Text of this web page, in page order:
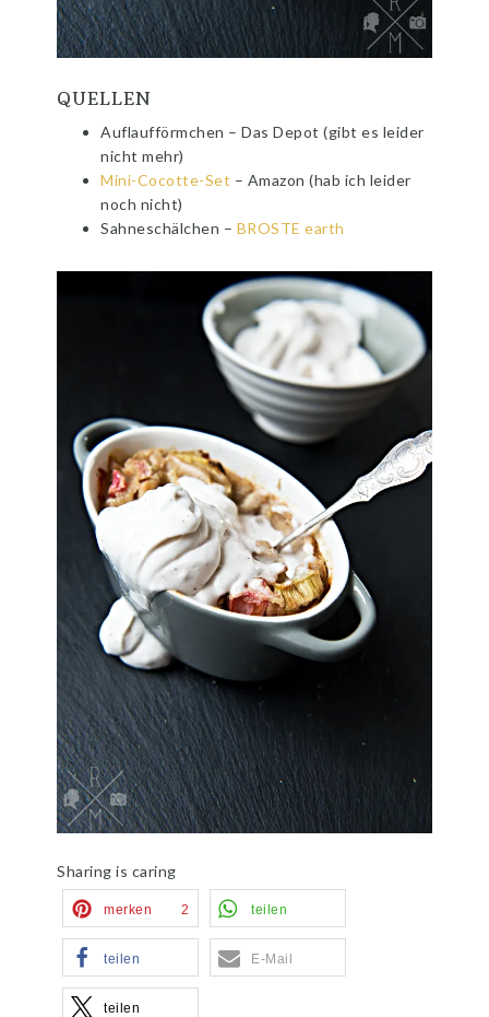
QUELLEN
Auflaufförmchen – Das Depot (gibt es leider
nicht mehr)
Mini-Cocotte-Set – Amazon (hab ich leider
noch nicht)
Sahneschälchen – BROSTE earth
Sharing is caring
merken 2 teilen
teilen E-Mail
teilen